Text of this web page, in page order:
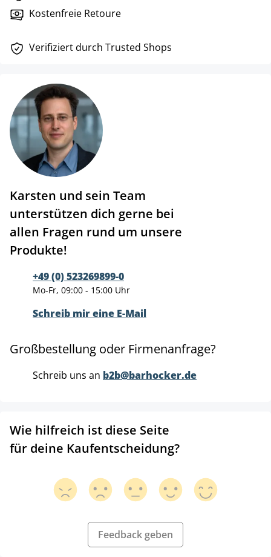
Kostenfreie Retoure
Verifiziert durch Trusted Shops
Karsten und sein Team
unterstützen dich gerne bei
allen Fragen rund um unsere
Produkte!
+49 (0) 523269899-0
Mo-Fr, 09:00 - 15:00 Uhr
Schreib mir eine E-Mail
Großbestellung oder Firmenanfrage?
Schreib uns an b2b@barhocker.de
Wie hilfreich ist diese Seite
für deine Kaufentscheidung?
Feedback geben